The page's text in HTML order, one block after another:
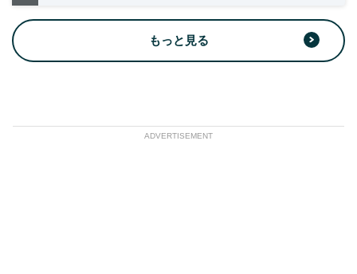
もっと見る
ADVERTISEMENT